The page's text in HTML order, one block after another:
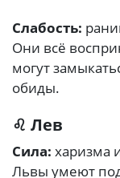
Слабость:
Они всё
могут
обиды.
♌ Лев
Сила: харизма
Львы умеют